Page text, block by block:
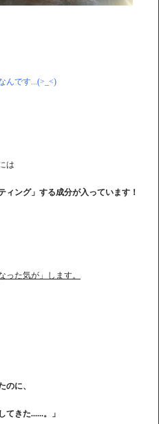
んです...(>_<)
は
ング」する成分が入っています！
った気が」します。
のに、
きた......。」